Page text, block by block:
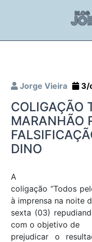
Jorge Vieira 3/
COLIGAÇÃO
MARANHÃO
DINO
A
coligação “Todos
à imprensa na noite
sexta (03)
com o objetivo de
prejudicar o